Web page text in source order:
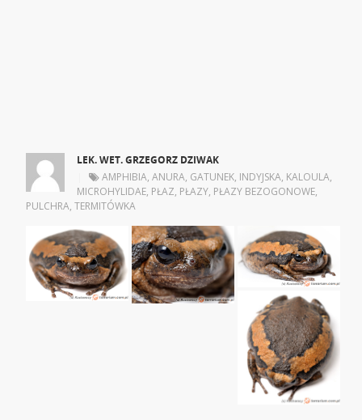
LEK. WET. GRZEGORZ DZIWAK
AMPHIBIA,ANURA, GATUNEK, INDYJSKA, KALOULA,
MICROHYLIDAE, PŁAZ, PŁAZY, PŁAZY BEZOGONOWE,
PULCHRA,TERMITÓWKA